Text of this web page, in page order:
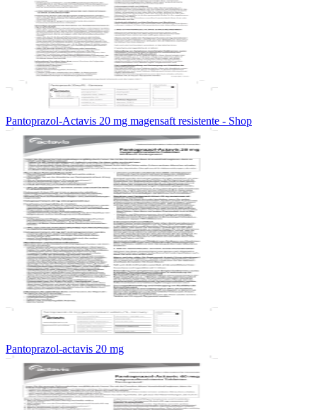
Pantoprazol-Actavis 20 mg magensaft resistente - Shop
Pantoprazol-actavis 20 mg